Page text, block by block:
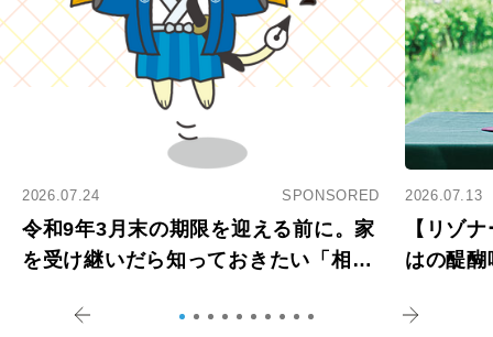
2026.07.24 SPONSORED
令和9年3月末の期限を迎える前に。家
を受け継いだら知っておきたい「相続
2026.07.13
【リゾ
はの醍